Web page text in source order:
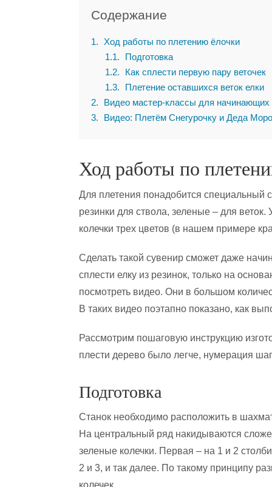
Содержание
1
Ход работы по плетению ёлочки
1.1
Подготовка
1.2
Как сплести первую пару веточек
1.3
Плетение оставшихся веток елки
2
Видео мастер-классы для начинающих
3
Видео: Плетём Снегурочку и Деда
Ход работы по
Для плетения понадобится специальный
резинки для ствола, зеленые – для
колечки трех цветов (в нашем примере
Сделать такой сувенир сможет даже
сплести елку из резинок, только на
посмотреть видео. Они в большом
В таких видео поэтапно показано, как
Рассмотрим пошаговую инструкцию
плести дерево было легче, нумерация
Подготовка
Станок необходимо расположить в
На центральный ряд накидываются
зеленые колечки. Первая – на 1 и 2
2 и 3, и так далее. По такому принципу
колечек.